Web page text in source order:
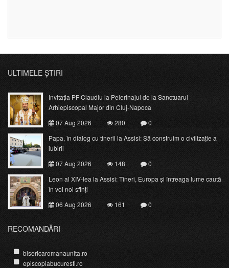
ULTIMELE ȘTIRI
Invitația PF Claudiu la Pelerinajul de la Sanctuarul
Arhiepiscopal Major din Cluj-Napoca
07 Aug 2026
280
0
Papa, în dialog cu tinerii la Assisi: Să construim o civilizație a
iubirii
07 Aug 2026
148
0
Leon al XIV-lea la Assisi: Tineri, Europa și întreaga lume caută
în voi noi sfinți
06 Aug 2026
161 0
RECOMANDĂRI
bisericaromanaunita.ro
episcopiabucuresti.ro